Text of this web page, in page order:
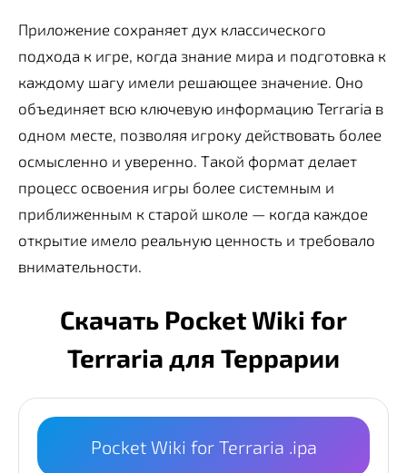
Приложение сохраняет дух классического
подхода к игре, когда знание мира и подготовка к
каждому шагу имели решающее значение. Оно
объединяет всю ключевую информацию Terraria в
одном месте, позволяя игроку действовать более
осмысленно и уверенно. Такой формат делает
процесс освоения игры более системным и
приближенным к старой школе — когда каждое
открытие имело реальную ценность и требовало
внимательности.
Скачать Pocket Wiki for
Terraria для Террарии
Pocket Wiki for Terraria .ipa